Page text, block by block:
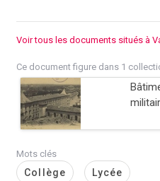
Voir tous les documents situés à
Ce document figure dans 1
Mots clés
Collège Lycée